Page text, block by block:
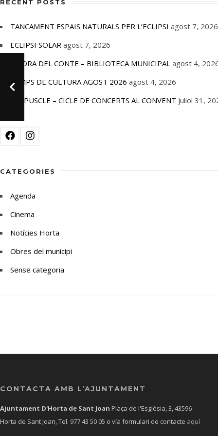
RECENT POSTS
TANCAMENT ESPAIS NATURALS PER L’ECLIPSI agost 7, 2026
ECLIPSI SOLAR agost 7, 2026
L’HORA DEL CONTE – BIBLIOTECA MUNICIPAL agost 4,
TEMPS DE CULTURA AGOST 2026 agost 4, 2026
CREPUSCLE – CICLE DE CONCERTS AL CONVENT juliol 31,
CATEGORIES
Agenda
Cinema
Notícies Horta
Obres del municipi
Sense categoria
CONTACTA AMB L’AJUNTAMENT
Ajuntament D'Horta de Sant Joan Plaça de l'Església, 3, 43596
Horta de Sant Joan, Tel. 977 43 50 05 o vía formulari de contacte aquí